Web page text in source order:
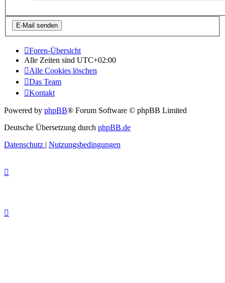
Foren-Übersicht
Alle Zeiten sind UTC+02:00
Alle Cookies löschen
Das Team
Kontakt
Powered by phpBB® Forum Software © phpBB Limited
Deutsche Übersetzung durch phpBB.de
Datenschutz | Nutzungsbedingungen